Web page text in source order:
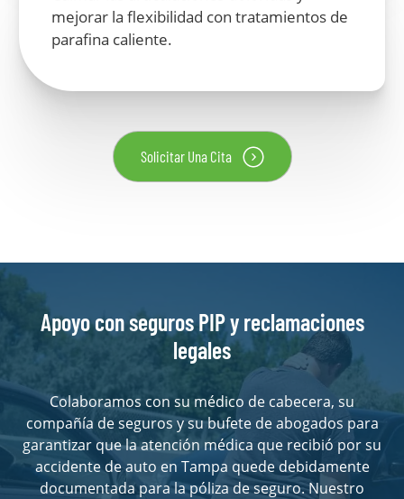
mejorar la flexibilidad con tratamientos de
parafina caliente.
Solicitar Una Cita
Apoyo con seguros PIP y reclamaciones
legales
Colaboramos con su médico de cabecera, su
compañía de seguros y su bufete de abogados para
garantizar que la atención médica que recibió por su
accidente de auto en Tampa quede debidamente
documentada para la póliza de seguro. Nuestro